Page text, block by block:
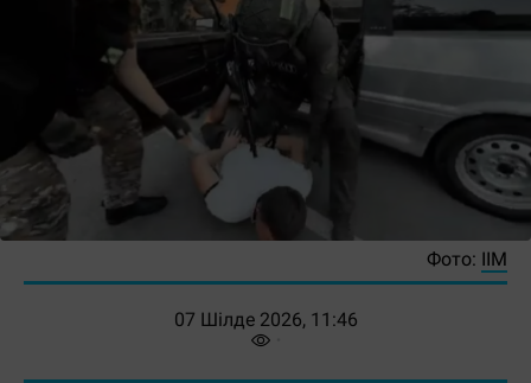
Фото: ІІМ
07 Шілде 2026, 11:46